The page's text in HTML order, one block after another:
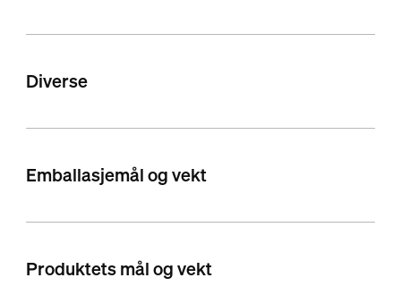
Diverse
Emballasjemål og vekt
Produktets mål og vekt